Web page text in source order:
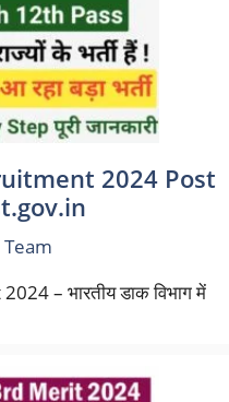
2024 Post
Team
– भारतीय डाक विभाग में